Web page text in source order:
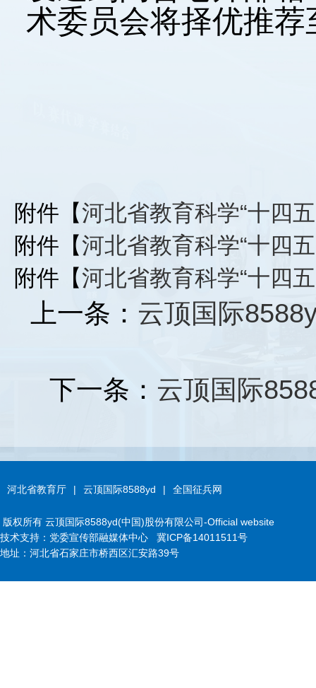
术委员会将择优推
附件【河北省教育科学“十四
附件【河北省教育科学“十四
附件【河北省教育科学“十四
上一条： 云顶国际
下一条： 云顶国际
河北省教育厅 | 云顶国际8588yd | 全国征兵网
版权所有 云顶国际8588yd(中国)股份有限公司-Official website
技术支持：党委宣传部融媒体中心 冀ICP备14011511号
地址：河北省石家庄市桥西区汇安路39号